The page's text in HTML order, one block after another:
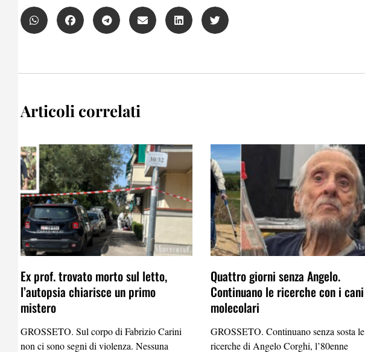
Articoli correlati
Ex prof. trovato morto sul letto,
l’autopsia chiarisce un primo
mistero
GROSSETO. Sul corpo di Fabrizio Carini
non ci sono segni di violenza. Nessuna
Quattro giorni senza Angelo.
Continuano le ricerche con i cani
molecolari
GROSSETO. Continuano senza sosta le
ricerche di Angelo Corghi, l’80enne